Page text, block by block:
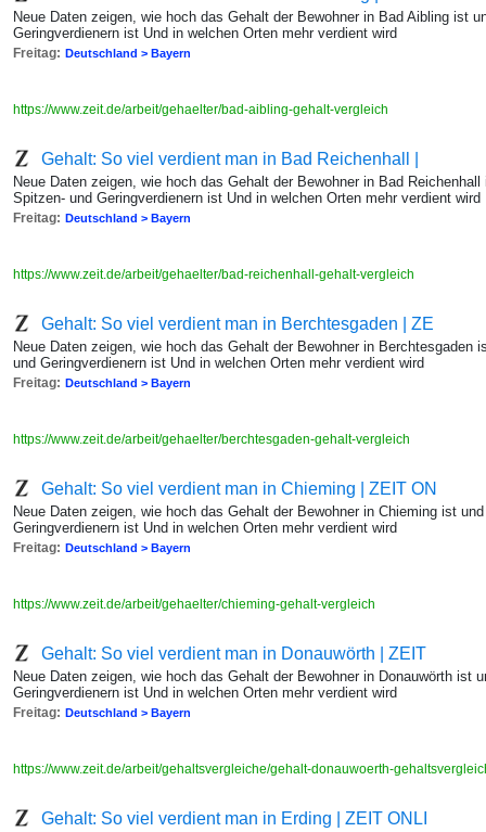
Neue Daten zeigen, wie hoch das Gehalt der Bewohner in Bad Aibling ist
Geringverdienern ist Und in welchen Orten mehr verdient wird
Freitag: Deutschland > Bayern
https://www.zeit.de/arbeit/gehaelter/bad-aibling-gehalt-vergleich
Gehalt: So viel verdient man in Bad Reichenhall |
Neue Daten zeigen, wie hoch das Gehalt der Bewohner in Bad
Spitzen- und Geringverdienern ist Und in welchen Orten mehr verdient wird
Freitag: Deutschland > Bayern
https://www.zeit.de/arbeit/gehaelter/bad-reichenhall-gehalt-vergleich
Gehalt: So viel verdient man in Berchtesgaden | ZE
Neue Daten zeigen, wie hoch das Gehalt der Bewohner in Berchtesgaden
und Geringverdienern ist Und in welchen Orten mehr verdient wird
Freitag: Deutschland > Bayern
https://www.zeit.de/arbeit/gehaelter/berchtesgaden-gehalt-vergleich
Gehalt: So viel verdient man in Chieming | ZEIT ON
Neue Daten zeigen, wie hoch das Gehalt der Bewohner in Chieming ist
Geringverdienern ist Und in welchen Orten mehr verdient wird
Freitag: Deutschland > Bayern
https://www.zeit.de/arbeit/gehaelter/chieming-gehalt-vergleich
Gehalt: So viel verdient man in Donauwörth | ZEIT
Neue Daten zeigen, wie hoch das Gehalt der Bewohner in Donauwörth ist
Geringverdienern ist Und in welchen Orten mehr verdient wird
Freitag: Deutschland > Bayern
https://www.zeit.de/arbeit/gehaltsvergleiche/gehalt-donauwoerth-
Gehalt: So viel verdient man in Erding | ZEIT ONLI